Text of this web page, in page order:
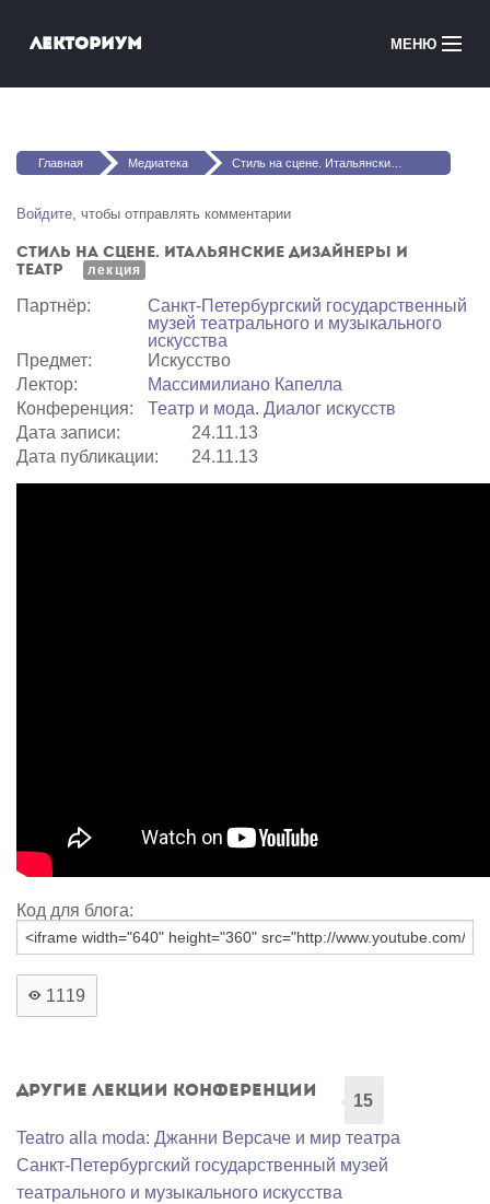
Лекториум МЕНЮ
Медиатека
Courses in English
Войти
Вы здесь
Главная Медиатека Стиль на сцене. Итальянские дизайнеры и театр
Войдите, чтобы отправлять комментарии
Стиль на сцене. Итальянские дизайнеры и
театр
лекция
Партнёр:
Санкт-Петербургский государственный
музей театрального и музыкального
искусства
Предмет:
Искусство
Лектор:
Массимилиано Капелла
Конференция:
Театр и мода. Диалог искусств
Дата записи:
24.11.13
Дата публикации:
24.11.13
Код для блога:
1119
Другие лекции конференции
15
Teatro alla moda: Джанни Версаче и мир театра
Санкт-Петербургский государственный музей
театрального и музыкального искусства